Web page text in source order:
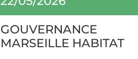
GOUVERNANCE
MARSEILLE HABITAT